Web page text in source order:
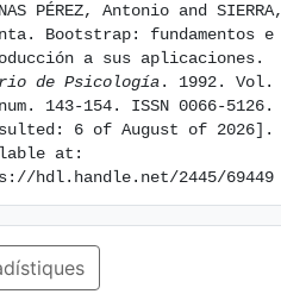
PÉREZ, Antonio and SIERRA,
Bootstrap: fundamentos e
de Psicología . 1992. Vol.
143-154. ISSN 0066-5126.
6 of August of 2026].
at:
hdl.handle.net/2445/69449